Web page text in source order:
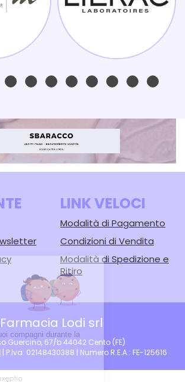
LINK VELOCI
Modalità di Pagamento
Condizioni di Vendita
Modalità di Spedizione e
Ritiro
Farmacia Lodi srl
Guercino, 67/b 44042 Cento (FE)
| P.Iva: 02148430388 | Numero R.E.A.: FE-125616